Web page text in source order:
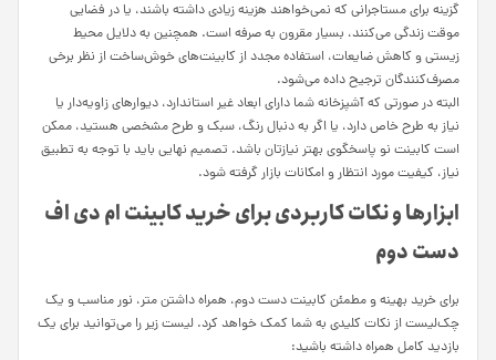
گزینه برای مستاجرانی که نمی‌خواهند هزینه زیادی داشته باشند، یا در فضایی
موقت زندگی می‌کنند، بسیار مقرون به صرفه است. همچنین به دلایل محیط
زیستی و کاهش ضایعات، استفاده مجدد از کابینت‌های خوش‌ساخت از نظر برخی
مصرف‌کنندگان ترجیح داده می‌شود.
البته در صورتی که آشپزخانه شما دارای ابعاد غیر استاندارد، دیوارهای زاویه‌دار یا
نیاز به طرح خاص دارد، یا اگر به دنبال رنگ، سبک و طرح مشخصی هستید، ممکن
است کابینت نو پاسخگوی بهتر نیازتان باشد. تصمیم نهایی باید با توجه به تطبیق
نیاز، کیفیت مورد انتظار و امکانات بازار گرفته شود.
ابزارها و نکات کاربردی برای خرید کابینت ام دی اف
دست دوم
برای خرید بهینه و مطمئن کابینت دست دوم، همراه داشتن متر، نور مناسب و یک
چک‌لیست از نکات کلیدی به شما کمک خواهد کرد. لیست زیر را می‌توانید برای یک
بازدید کامل همراه داشته باشید: